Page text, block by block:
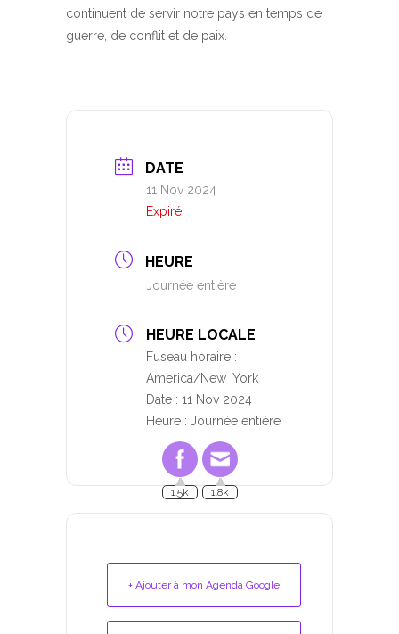
continuent de servir notre pays en temps de
guerre, de conflit et de paix.
DATE
11 Nov 2024
Expiré!
HEURE
Journée entière
HEURE LOCALE
Fuseau horaire :
America/New_York
Date : 11 Nov 2024
Heure : Journée entière
+ Ajouter à mon Agenda Google
1.5k 1.8k